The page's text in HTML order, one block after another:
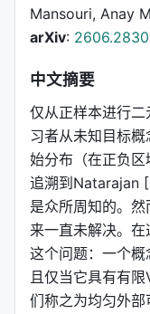
Mansouri, Anay
arXiv:
中文摘要
仅从正样本进行
习者从未知目标
始分布（在正负
追溯到Natarajan
是众所周知的。
来一直未解决。
这个问题：一个
且仅当它具有有
们称之为均匀外